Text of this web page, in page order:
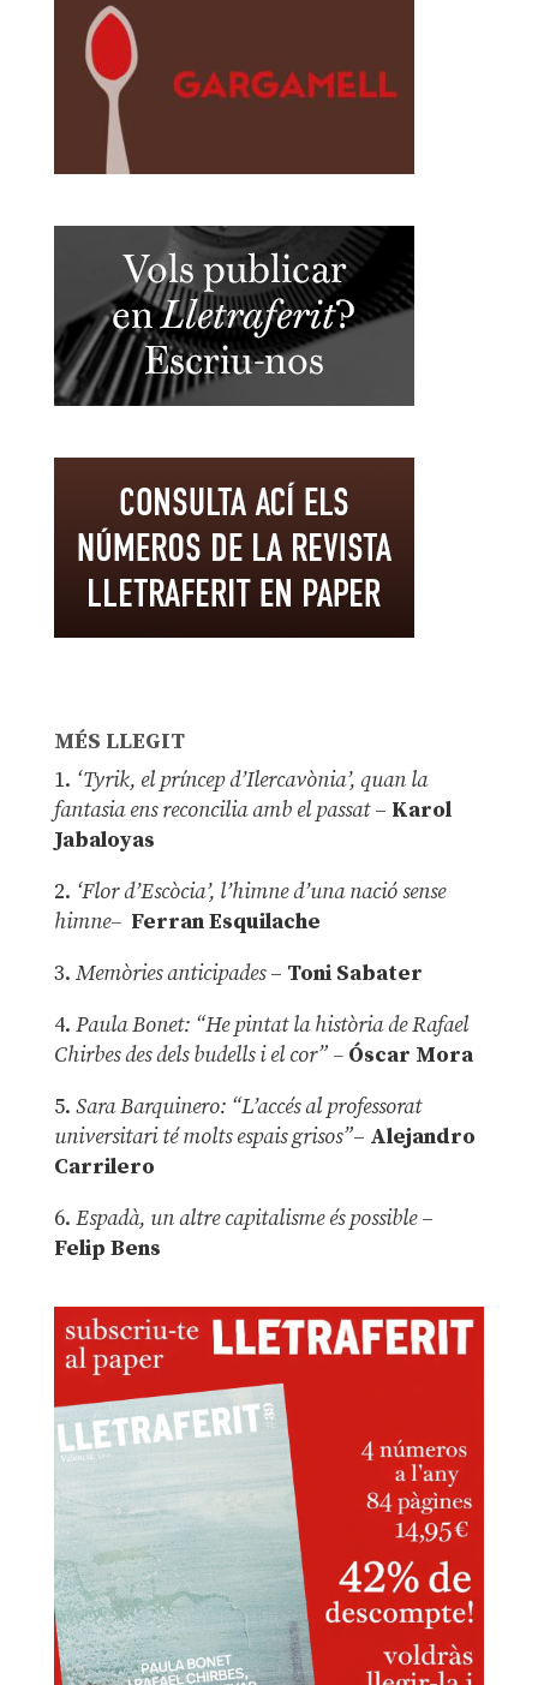
MÉS LLEGIT
1. ‘Tyrik, el príncep d’Ilercavònia’, quan la
fantasia ens reconcilia amb el passat– Karol
Jabaloyas
2. ‘Flor d’Escòcia’, l’himne d’una nació sense
himne– Ferran Esquilache
3. Memòries anticipades– Toni Sabater
4. Paula Bonet: “He pintat la història de Rafael
Chirbes des dels budells i el cor” –Óscar Mora
5. Sara Barquinero: “L’accés al professorat
universitari té molts espais grisos”– Alejandro
Carrilero
6. Espadà, un altre capitalisme és possible –
Felip Bens